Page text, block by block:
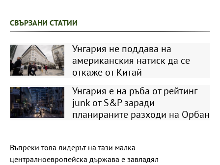
СВЪРЗАНИ СТАТИИ
Унгария не поддава на
американския натиск да се
откаже от Китай
Унгария е на ръба от рейтинг
junk от S&P заради
планираните разходи на Орбан
Въпреки това лидерът на тази малка
централноевропейска държава е завладял